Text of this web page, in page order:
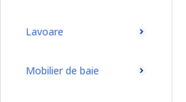
Lavoare
Mobilier de baie